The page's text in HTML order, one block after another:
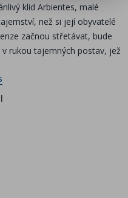
klid Arbientes, malé
než si její obyvatelé
začnou střetávat, bude
rukou tajemných postav, jež